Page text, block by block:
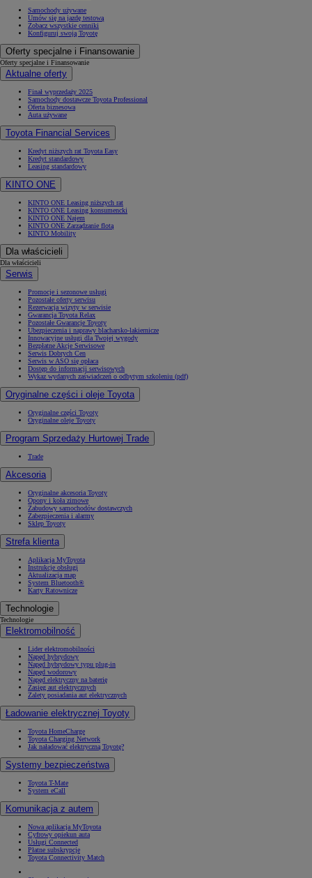
Samochody używane
Umów się na jazdę testową
Zobacz wszystkie cenniki
Konfiguruj swoją Toyotę
Oferty specjalne i Finansowanie
Oferty specjalne i Finansowanie
Aktualne oferty
Finał wyprzedaży 2025
Samochody dostawcze Toyota Professional
Oferta biznesowa
Auta używane
Toyota Financial Services
Kredyt niższych rat Toyota Easy
Kredyt standardowy
Leasing standardowy
KINTO ONE
KINTO ONE Leasing niższych rat
KINTO ONE Leasing konsumencki
KINTO ONE Najem
KINTO ONE Zarządzanie flotą
KINTO Mobility
Dla właścicieli
Dla właścicieli
Serwis
Promocje i sezonowe usługi
Pozostałe oferty serwisu
Rezerwacja wizyty w serwisie
Gwarancja Toyota Relax
Pozostałe Gwarancje Toyoty
Ubezpieczenia i naprawy blacharsko-lakiernicze
Innowacyjne usługi dla Twojej wygody
Bezpłatne Akcje Serwisowe
Serwis Dobrych Cen
Serwis w ASO się opłaca
Dostęp do informacji serwisowych
Wykaz wydanych zaświadczeń o odbytym szkoleniu (pdf)
Oryginalne części i oleje Toyota
Oryginalne części Toyoty
Oryginalne oleje Toyoty
Program Sprzedaży Hurtowej Trade
Trade
Akcesoria
Oryginalne akcesoria Toyoty
Opony i koła zimowe
Zabudowy samochodów dostawczych
Zabezpieczenia i alarmy
Sklep Toyoty
Strefa klienta
Aplikacja MyToyota
Instrukcje obsługi
Aktualizacja map
System Bluetooth®
Karty Ratownicze
Technologie
Technologie
Elektromobilność
Lider elektromobilności
Napęd hybrydowy
Napęd hybrydowy typu plug-in
Napęd wodorowy
Napęd elektryczny na baterię
Zasięg aut elektrycznych
Zalety posiadania aut elektrycznych
Ładowanie elektrycznej Toyoty
Toyota HomeCharge
Toyota Charging Network
Jak naładować elektryczną Toyotę?
Systemy bezpieczeństwa
Toyota T-Mate
System eCall
Komunikacja z autem
Nowa aplikacja MyToyota
Cyfrowy opiekun auta
Usługi Connected
Płatne subskrypcje
Toyota Connectivity Match